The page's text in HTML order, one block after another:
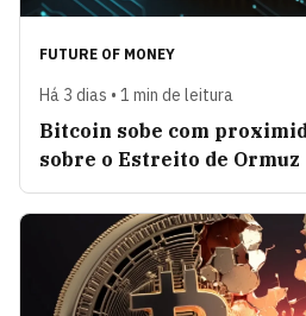
FUTURE OF MONEY
Há 3 dias • 1 min de leitura
Bitcoin sobe com
sobre o Estreito de Ormuz